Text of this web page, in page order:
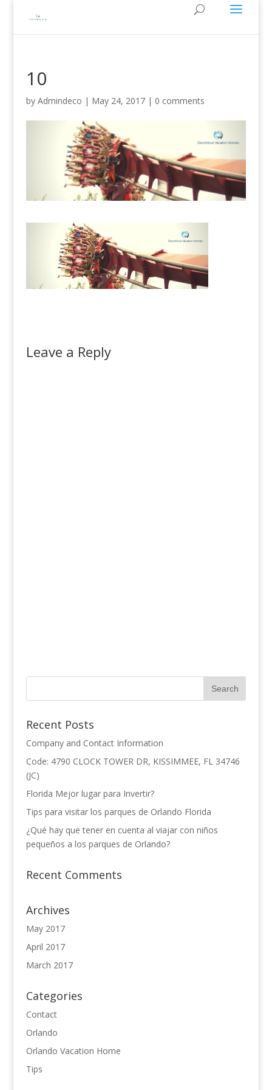
10
by Admindeco | May 24, 2017| 0 comments
Leave a Reply
Recent Posts
Company and Contact Information
Code: 4790 CLOCK TOWER DR, KISSIMMEE, FL 34746
(JC)
Florida Mejor lugar para Invertir?
Tips para visitar los parques de Orlando Florida
¿Qué hay que tener en cuenta al viajar con niños
pequeños a los parques de Orlando?
Recent Comments
Archives
May 2017
April 2017
March 2017
Categories
Contact
Orlando
Orlando Vacation Home
Tips